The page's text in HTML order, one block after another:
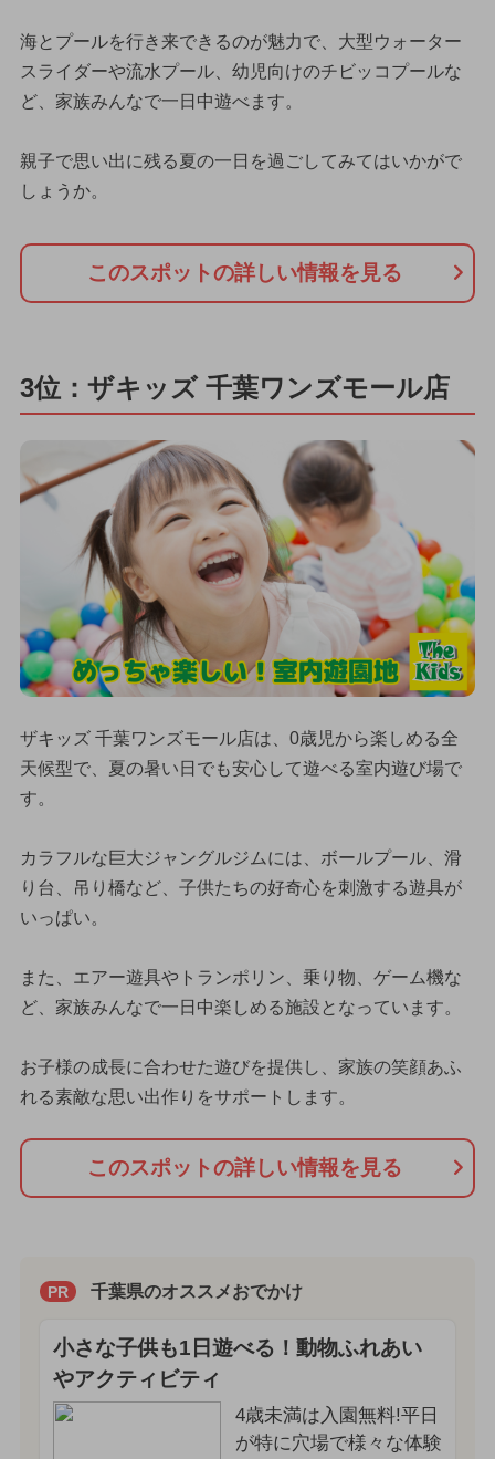
海とプールを行き来できるのが魅力で、大型ウォーター
スライダーや流水プール、幼児向けのチビッコプールな
ど、家族みんなで一日中遊べます。
親子で思い出に残る夏の一日を過ごしてみてはいかがで
しょうか。
このスポットの詳しい情報を見る
3位：ザキッズ 千葉ワンズモール店
ザキッズ 千葉ワンズモール店は、0歳児から楽しめる全
天候型で、夏の暑い日でも安心して遊べる室内遊び場で
す。
カラフルな巨大ジャングルジムには、ボールプール、滑
り台、吊り橋など、子供たちの好奇心を刺激する遊具が
いっぱい。
また、エアー遊具やトランポリン、乗り物、ゲーム機な
ど、家族みんなで一日中楽しめる施設となっています。
お子様の成長に合わせた遊びを提供し、家族の笑顔あふ
れる素敵な思い出作りをサポートします。
このスポットの詳しい情報を見る
PR 千葉県のオススメおでかけ
小さな子供も1日遊べる！動物ふれあい
やアクティビティ
4歳未満は入園無料!平日
が特に穴場で様々な体験